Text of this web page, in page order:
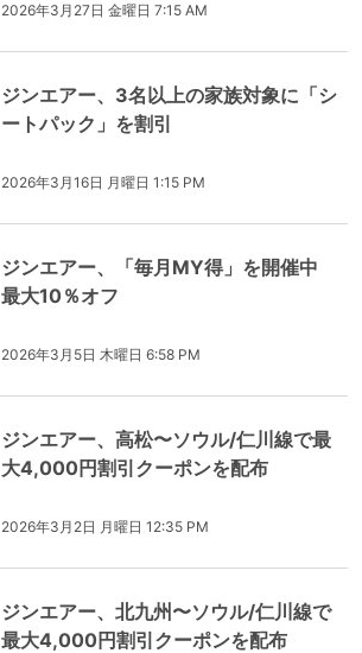
2026年3月27日 金曜日 7:15 AM
ジンエアー、3名以上の家族対象に「シ
ートパック」を割引
2026年3月16日 月曜日 1:15 PM
ジンエアー、「毎月MY得」を開催中
最大10％オフ
2026年3月5日 木曜日 6:58 PM
ジンエアー、高松〜ソウル/仁川線で最
大4,000円割引クーポンを配布
2026年3月2日 月曜日 12:35 PM
ジンエアー、北九州〜ソウル/仁川線で
最大4,000円割引クーポンを配布